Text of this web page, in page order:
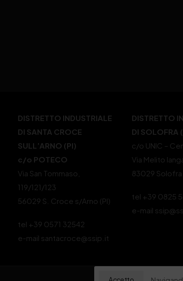
DISTRETTO INDUSTRIALE
DI SANTA CROCE
SULL’ARNO (PI)
c/o POTECO
Via San Tommaso,
119/121/123
56029 S. Croce s/Arno (PI)
tel +39 0571 32542
e-mail santacroce@ssip.it
DISTRETTO
DI SOLOFRA
c/o UNIC –
Via Melito
83029 Solofra
tel +39 0825
e-mail